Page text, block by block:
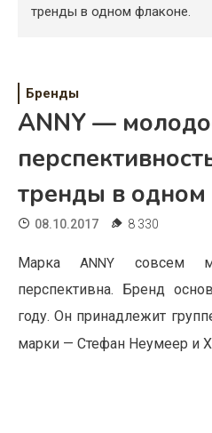
Психология
Дом
Жизнь
Хобби
Красота
Недвижимость
тренды в одном флаконе.
Бренды
ANNY —
тренды в
08.10.2017 8 330
МаркаANNY совсем
перспективна.
Бренд
году. Он принадлежит
марки — Стефан Неумеер и